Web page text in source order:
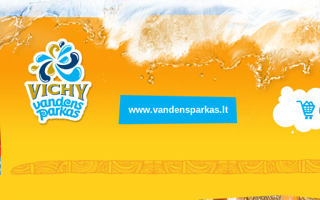
www.vandensparkas.lt